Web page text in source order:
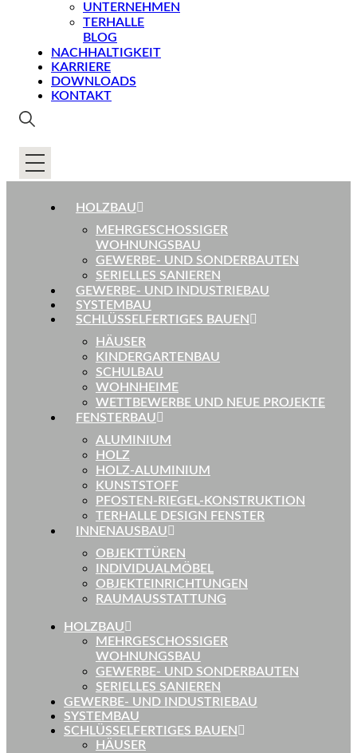
UNTERNEHMEN
TERHALLE
BLOG
NACHHALTIGKEIT
KARRIERE
DOWNLOADS
KONTAKT
HOLZBAU
MEHRGESCHOSSIGER
WOHNUNGSBAU
GEWERBE- UND SONDERBAUTEN
SERIELLES SANIEREN
GEWERBE- UND INDUSTRIEBAU
SYSTEMBAU
SCHLÜSSELFERTIGES BAUEN
HÄUSER
KINDERGARTENBAU
SCHULBAU
WOHNHEIME
WETTBEWERBE UND NEUE PROJEKTE
FENSTERBAU
ALUMINIUM
HOLZ
HOLZ-ALUMINIUM
KUNSTSTOFF
PFOSTEN-RIEGEL-KONSTRUKTION
TERHALLE DESIGN FENSTER
INNENAUSBAU
OBJEKTTÜREN
INDIVIDUALMÖBEL
OBJEKTEINRICHTUNGEN
RAUMAUSSTATTUNG
HOLZBAU
MEHRGESCHOSSIGER
WOHNUNGSBAU
GEWERBE- UND SONDERBAUTEN
SERIELLES SANIEREN
GEWERBE- UND INDUSTRIEBAU
SYSTEMBAU
SCHLÜSSELFERTIGES BAUEN
HÄUSER